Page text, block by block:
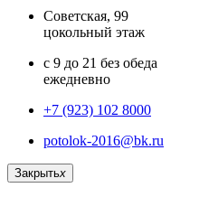
Советская, 99
цокольный этаж
с 9 до 21 без обеда
ежедневно
+7 (923) 102 8000
potolok-2016@bk.ru
Закрытьx